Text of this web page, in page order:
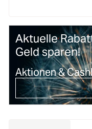
Aktuelle
Geld sparen!
Aktionen &